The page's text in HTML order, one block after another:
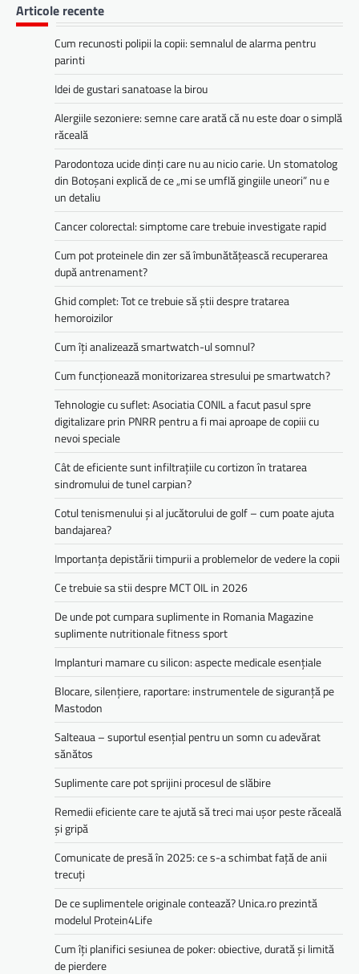
Articole recente
Cum recunosti polipii la copii: semnalul de alarma pentru
parinti
Idei de gustari sanatoase la birou
Alergiile sezoniere: semne care arată că nu este doar o simplă
răceală
Parodontoza ucide dinți care nu au nicio carie. Un stomatolog
din Botoșani explică de ce „mi se umflă gingiile uneori” nu e
un detaliu
Cancer colorectal: simptome care trebuie investigate rapid
Cum pot proteinele din zer să îmbunătățească recuperarea
după antrenament?
Ghid complet: Tot ce trebuie să știi despre tratarea
hemoroizilor
Cum îți analizează smartwatch-ul somnul?
Cum funcționează monitorizarea stresului pe smartwatch?
Tehnologie cu suflet: Asociatia CONIL a facut pasul spre
digitalizare prin PNRR pentru a fi mai aproape de copiii cu
nevoi speciale
Cât de eficiente sunt infiltrațiile cu cortizon în tratarea
sindromului de tunel carpian?
Cotul tenismenului și al jucătorului de golf – cum poate ajuta
bandajarea?
Importanța depistării timpurii a problemelor de vedere la copii
Ce trebuie sa stii despre MCT OIL in 2026
De unde pot cumpara suplimente in Romania Magazine
suplimente nutritionale fitness sport
Implanturi mamare cu silicon: aspecte medicale esențiale
Blocare, silențiere, raportare: instrumentele de siguranță pe
Mastodon
Salteaua – suportul esențial pentru un somn cu adevărat
sănătos
Suplimente care pot sprijini procesul de slăbire
Remedii eficiente care te ajută să treci mai ușor peste răceală
și gripă
Comunicate de presă în 2025: ce s-a schimbat față de anii
trecuți
De ce suplimentele originale contează? Unica.ro prezintă
modelul Protein4Life
Cum îți planifici sesiunea de poker: obiective, durată și limită
de pierdere